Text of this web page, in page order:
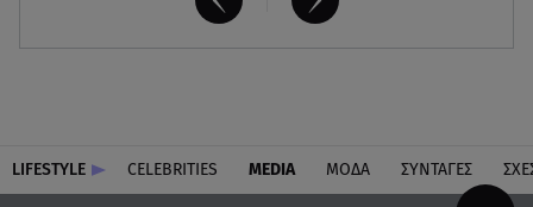
LIFESTYLE CELEBRITIES MEDIA ΜΟΔΑ ΣΥΝΤΑΓΕΣ